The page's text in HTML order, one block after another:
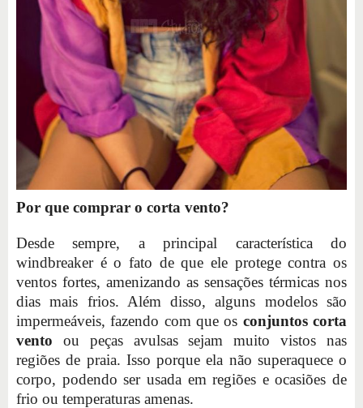
Por que comprar o corta vento?
Desde sempre, a principal característica do
windbreaker é o fato de que ele protege contra os
ventos fortes, amenizando as sensações térmicas nos
dias mais frios. Além disso, alguns modelos são
impermeáveis, fazendo com que os conjuntos corta
vento ou peças avulsas sejam muito vistos nas
regiões de praia. Isso porque ela não superaquece o
corpo, podendo ser usada em regiões e ocasiões de
frio ou temperaturas amenas.